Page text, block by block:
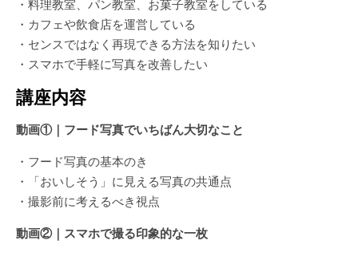
・料理教室、パン教室、お菓子教室をしている
・カフェや飲食店を運営している
・センスではなく再現できる方法を知りたい
・スマホで手軽に写真を改善したい
講座内容
動画①｜フード写真でいちばん大切なこと
・フード写真の基本のき
・「おいしそう」に見える写真の共通点
・撮影前に考えるべき視点
動画②｜スマホで撮る印象的な一枚